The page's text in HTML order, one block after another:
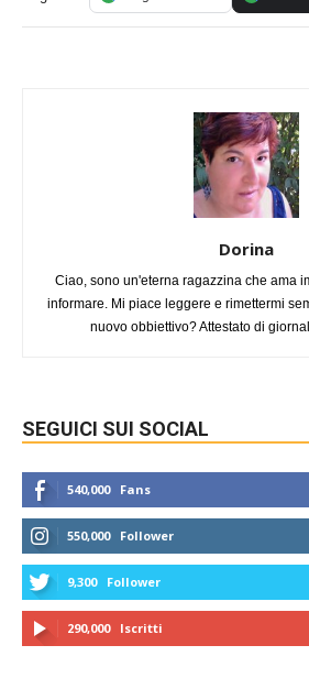
Dorina
Ciao, sono un'eterna ragazzina che ama
informare. Mi piace leggere e rimettermi
nuovo obbiettivo? Attestato di
SEGUICI SUI SOCIAL
540,000 Fans
550,000 Follower
9,300 Follower
290,000 Iscritti